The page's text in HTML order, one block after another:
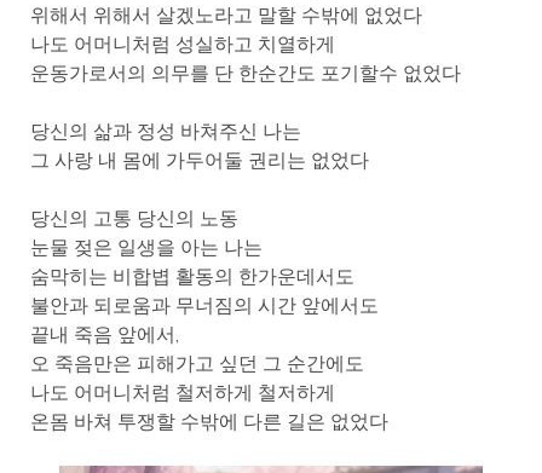
위해서 위해서 살겠노라고 말할 수밖에 없었다
나도 어머니처럼 성실하고 치열하게
운동가로서의 의무를 단 한순간도 포기할수 없었다
당신의 삶과 정성 바쳐주신 나는
그 사랑 내 몸에 가두어둘 권리는 없었다
당신의 고통 당신의 노동
눈물 젖은 일생을 아는 나는
숨막히는 비합볍 활동의 한가운데서도
불안과 되로움과 무너짐의 시간 앞에서도
끝내 죽음 앞에서,
오 죽음만은 피해가고 싶던 그 순간에도
나도 어머니처럼 철저하게 철저하게
온몸 바쳐 투쟁할 수밖에 다른 길은 없었다